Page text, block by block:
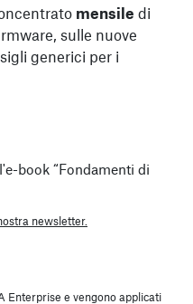
mensile di
sulle nuove
generici per i
book “Fondamenti di
newsletter.
Enterprise e vengono applicati